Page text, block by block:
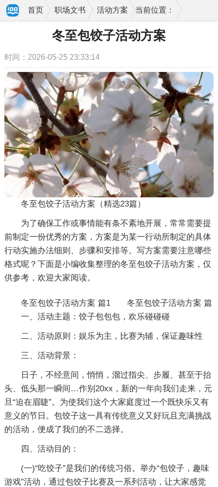
当前位置：
首页 职场文书 活动方案
冬至包饺子活动方案
时间：2026-05-25 23:33:14
冬至包饺子活动方案（精选23篇）
为了确保工作或事情能有条不紊地开展，常常需要提
前制定一份优秀的方案，方案是为某一行动所制定的具体
行动实施办法细则、步骤和安排等。写方案需要注意哪些
格式呢？下面是小编收集整理的冬至包饺子活动方案，仅
供参考，欢迎大家阅读。
冬至包饺子活动方案 篇1
一、活动主题：饺子包包包，欢乐碰碰碰
二、活动原则：娱乐为主，比赛为辅，保证趣味性
三、活动背景：
日子，不经意间，悄悄，溜过指尖、步履、甚至于抬
头、低头那一瞬间…作别20xx，新的一年向我们走来，元
旦“迫在眉睫”。为使我们这个大家庭度过一个既快乐又有
意义的节日。包饺子这一具有传统意义又好玩且充满挑战
的活动，便成了我们的不二选择。
四、活动目的：
(一)“吃饺子”是我们的传统习俗。举办“包饺子，趣味
游戏”活动，通过包饺子比赛及一系列活动，让大家感觉
冬至包饺子活动方案 篇